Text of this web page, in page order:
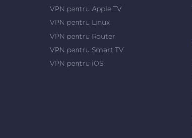
VPN pentru Apple TV
VPN pentru Linux
VPN pentru Router
VPN pentru Smart TV
VPN pentru iOS